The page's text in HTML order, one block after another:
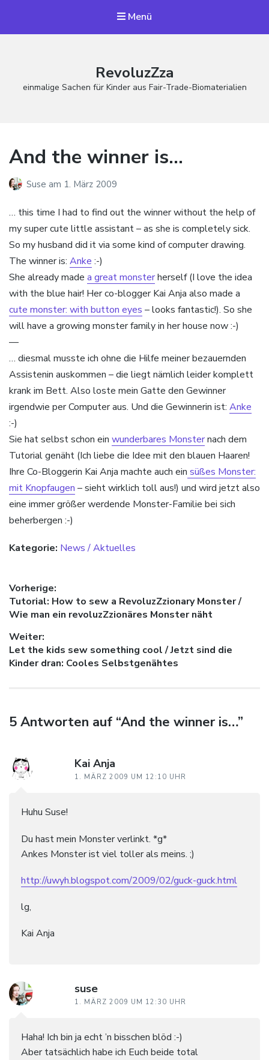
Menü
RevoluzZza
einmalige Sachen für Kinder aus Fair-Trade-Biomaterialien
And the winner is…
Suse am 1. März 2009
… this time I had to find out the winner without the help of
my super cute little assistant – as she is completely sick.
So my husband did it via some kind of computer drawing.
The winner is: Anke :-)
She already made a great monsterherself (I love the idea
with the blue hair! Her co-blogger Kai Anja also made a
cute monster: with button eyes – looks fantastic!). So she
will have a growing monster family in her house now :-)
—
… diesmal musste ich ohne die Hilfe meiner bezauernden
Assistenin auskommen – die liegt nämlich leider komplett
krank im Bett. Also loste mein Gatte den Gewinner
irgendwie per Computer aus. Und die Gewinnerin ist: Anke
:-)
Sie hat selbst schon ein wunderbares Monsternach dem
Tutorial genäht (Ich liebe die Idee mit den blauen Haaren!
Ihre Co-Bloggerin Kai Anja machte auch ein süßes Monster:
mit Knopfaugen – sieht wirklich toll aus!) und wird jetzt also
eine immer größer werdende Monster-Familie bei sich
beherbergen :-)
Kategorie: News / Aktuelles
Beitragsnavigation
Vorherige:
Vorheriger Beitrag:
Tutorial: How to sew a RevoluzZzionary Monster /
Wie man ein revoluzZzionäres Monster näht
Weiter:
Nächster Beitrag:
Let the kids sew something cool / Jetzt sind die
Kinder dran: Cooles Selbstgenähtes
5 Antworten auf “And the winner is…”
Kai Anja
1. MÄRZ 2009 UM 12:10 UHR
Huhu Suse!
Du hast mein Monster verlinkt. *g*
Ankes Monster ist viel toller als meins. ;)
http://uwyh.blogspot.com/2009/02/guck-guck.html
lg,
Kai Anja
suse
1. MÄRZ 2009 UM 12:30 UHR
Haha! Ich bin ja echt ’n bisschen blöd :-)
Aber tatsächlich habe ich Euch beide total